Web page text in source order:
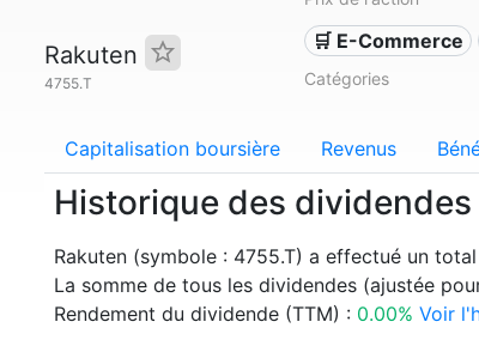
Rakuten
4755.T
🛒 E-Commerce
Catégories
Capitalisation boursière Revenus
Historique des
Rakuten (symbole : 4755.T) a effectué un
La somme de tous les dividendes (ajustée
Rendement du dividende (TTM) : 0.00% Voir